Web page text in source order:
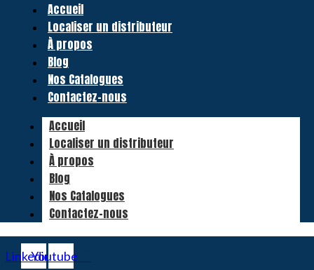
Accueil
Localiser un distributeur
À propos
Blog
Nos Catalogues
Contactez-nous
Accueil
Localiser un distributeur
À propos
Blog
Nos Catalogues
Contactez-nous
LinkedinYoutube